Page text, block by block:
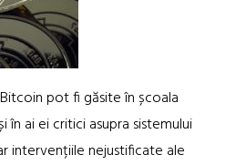
pot fi găsite în școala
ai ei critici asupra sistemului
intervențiile nejustificate ale